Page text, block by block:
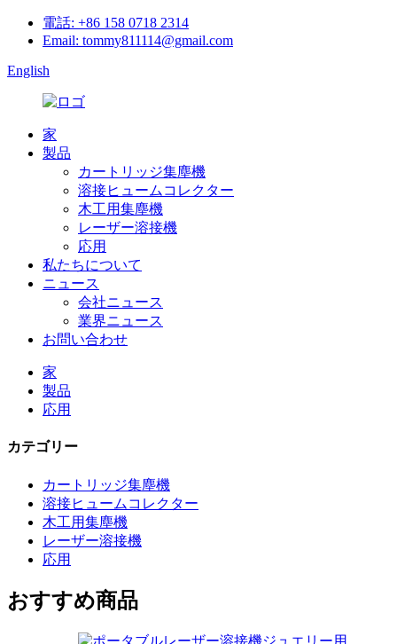
電話: +86 158 0718 2314
Email: tommy811114@gmail.com
English
家
製品
カートリッジ集塵機
溶接ヒュームコレクター
木工用集塵機
レーザー溶接機
応用
私たちについて
ニュース
会社ニュース
業界ニュース
お問い合わせ
家
製品
応用
カテゴリー
カートリッジ集塵機
溶接ヒュームコレクター
木工用集塵機
レーザー溶接機
応用
おすすめ商品